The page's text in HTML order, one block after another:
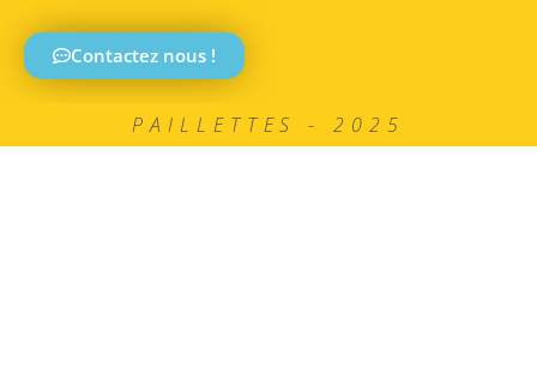
Contactez nous !
PAILLETTES - 2025